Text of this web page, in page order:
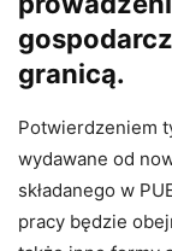
granicą.
Potwierdzeniem
wydawane od
składanego w
pracy będzie